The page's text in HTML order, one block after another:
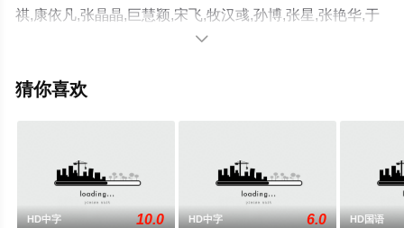
祺,康依凡,张晶晶,巨慧颖,宋飞,牧汉彧,孙博,张星,张艳华,于
快,唐中华,刘颖等明星演员精彩演绎的大陆电影，手机免费
可移步至豆瓣电影、电视猫或剧情网等平台了解。

猜你喜欢
HD中字 10.0 HD中字 6.0 HD国语